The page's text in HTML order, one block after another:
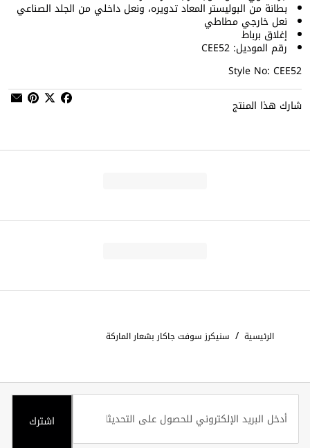
بطانة من البوليستر المعاد تدويره، ونعل داخلي من الجلد الصناعي
نعل خارجي مطاطي
إغلاق برباط
رقم الموديل: CEE52
Style No: CEE52
شارك هذا المنتج
الرئيسية / سنيكرز سوفت جاكار بشعار الماركة
اشترك